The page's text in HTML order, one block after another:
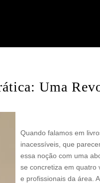
Uma
Quando falamos em
inacessíveis, que
essa noção com uma
se concretiza em quatro
e profissionais da área.